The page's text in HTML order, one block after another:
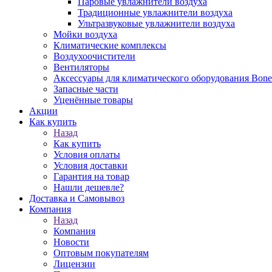
Традиционные увлажнители воздуха
Ультразвуковые увлажнители воздуха
Мойки воздуха
Климатические комплексы
Воздухоочистители
Вентиляторы
Аксессуары для климатического оборудования
Запасные части
Уценённые товары
Акции
Как купить
Назад
Как купить
Условия оплаты
Условия доставки
Гарантия на товар
Нашли дешевле?
Доставка и Самовывоз
Компания
Назад
Компания
Новости
Оптовым покупателям
Лицензии